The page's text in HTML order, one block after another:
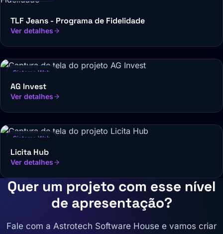
TLF Jeans - Programa de Fidelidade
Ver detalhes
Sistema Web
AG Invest
Ver detalhes
Sistema Web
Licita Hub
Ver detalhes
Quer um projeto com esse nível
de apresentação?
Fale com a Astrotech Software House e vamos criar